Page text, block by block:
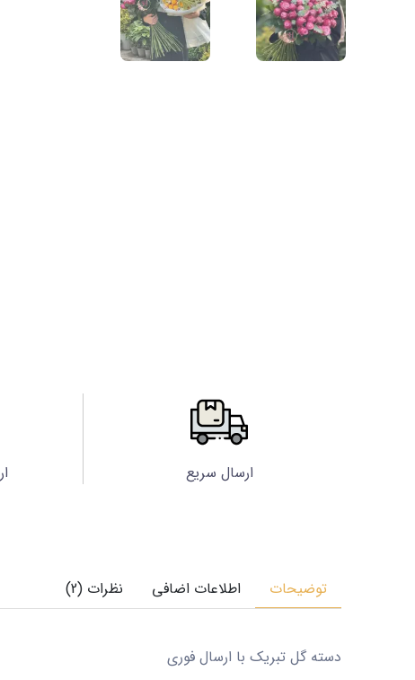
ارسال سریع
توضیحات اطلاعات اضافی نظرات (2)
دسته گل تبریک با ارسال فوری